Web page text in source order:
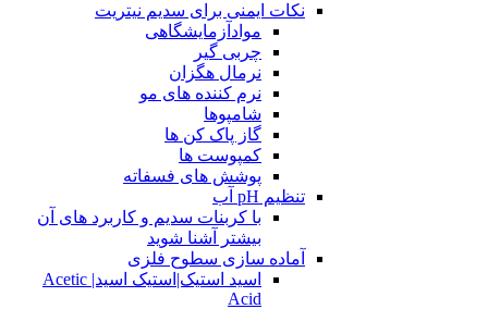
نکات ایمنی برای سدیم نیتریت
موادآزمایشگاهی
چربی گیر
نرمال هگزان
نرم کننده های مو
شامپوها
گاز پاک کن ها
کمپوست ها
پوشش های فسفاته
تنظیم pH آب
با کربنات سدیم و کاربرد های آن
بیشتر آشنا شوید
آماده سازی سطوح فلزی
اسید استیک|استیک اسید| Acetic
Acid